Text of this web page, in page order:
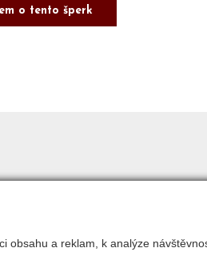
obsahu a reklam, k analýze
o tento šperk